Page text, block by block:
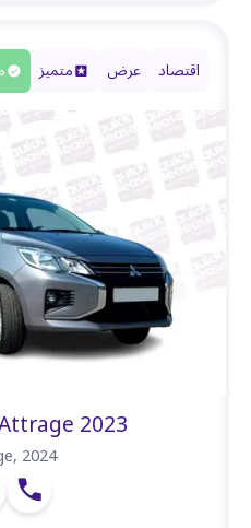
اقتصاد عرض متميز
2023
,2024